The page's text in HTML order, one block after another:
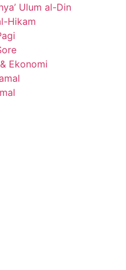
Ulum al-Din
Hikam
Ekonomi